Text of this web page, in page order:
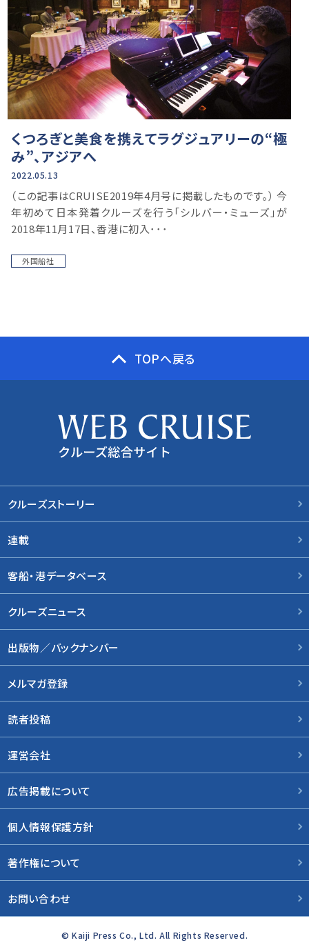
くつろぎと美食を携えてラグジュアリーの“極
み”、アジアへ
2022.05.13
（この記事はCRUISE2019年4月号に掲載したものです。） 今
年初めて日本発着クルーズを行う「シルバー・ミューズ」が
2018年11月17日、香港に初入･･･
外国船社
TOPへ戻る
クルーズストーリー
連載
客船・港データベース
クルーズニュース
出版物／バックナンバー
メルマガ登録
読者投稿
運営会社
広告掲載について
個人情報保護方針
著作権について
お問い合わせ
© Kaiji Press Co., Ltd. All Rights Reserved.